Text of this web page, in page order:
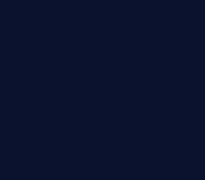
y primidona
son aspectos relevantes:
trastornos del equilibrio,
cognitivas, y varios